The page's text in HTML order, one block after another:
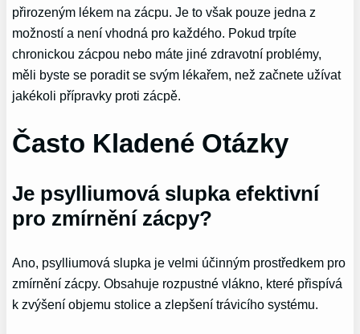
přirozeným lékem na zácpu. Je to však pouze jedna z
možností a není vhodná pro každého. Pokud trpíte
chronickou zácpou nebo máte jiné zdravotní problémy,
měli byste se poradit se svým lékařem, než začnete užívat
jakékoli přípravky proti zácpě.
Často Kladené Otázky
Je psylliumová slupka efektivní
pro zmírnění zácpy?
Ano, psylliumová slupka je velmi účinným prostředkem pro
zmírnění zácpy. Obsahuje rozpustné vlákno, které přispívá
k zvýšení objemu stolice a zlepšení trávicího systému.